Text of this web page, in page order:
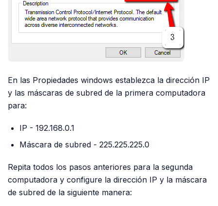
En las Propiedades windows establezca la dirección IP
y las máscaras de subred de la primera computadora
para:
IP - 192.168.0.1
Máscara de subred - 225.225.225.0
Repita todos los pasos anteriores para la segunda
computadora y configure la dirección IP y la máscara
de subred de la siguiente manera: